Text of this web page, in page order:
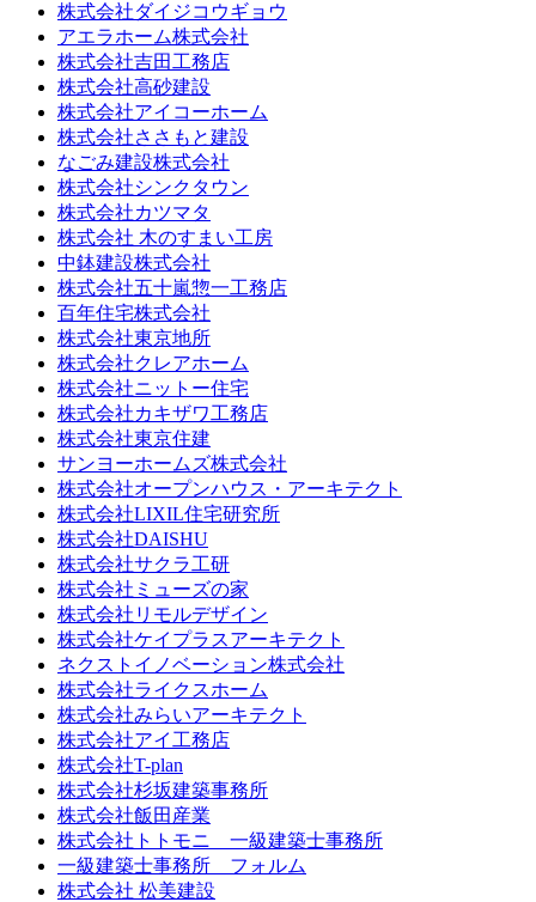
株式会社ダイジコウギョウ
アエラホーム株式会社
株式会社吉田工務店
株式会社高砂建設
株式会社アイコーホーム
株式会社ささもと建設
なごみ建設株式会社
株式会社シンクタウン
株式会社カツマタ
株式会社 木のすまい工房
中鉢建設株式会社
株式会社五十嵐惣一工務店
百年住宅株式会社
株式会社東京地所
株式会社クレアホーム
株式会社ニットー住宅
株式会社カキザワ工務店
株式会社東京住建
サンヨーホームズ株式会社
株式会社オープンハウス・アーキテクト
株式会社LIXIL住宅研究所
株式会社DAISHU
株式会社サクラ工研
株式会社ミューズの家
株式会社リモルデザイン
株式会社ケイプラスアーキテクト
ネクストイノベーション株式会社
株式会社ライクスホーム
株式会社みらいアーキテクト
株式会社アイ工務店
株式会社T-plan
株式会社杉坂建築事務所
株式会社飯田産業
株式会社トトモニ 一級建築士事務所
一級建築士事務所 フォルム
株式会社 松美建設